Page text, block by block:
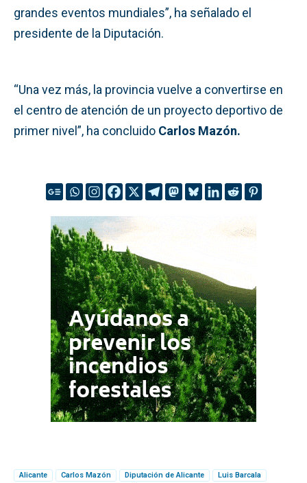
grandes eventos mundiales”, ha señalado el
presidente de la Diputación.
“Una vez más, la provincia vuelve a convertirse en
el centro de atención de un proyecto deportivo de
primer nivel”, ha concluido Carlos Mazón.
Alicante Carlos Mazón Diputación de Alicante Luis Barcala